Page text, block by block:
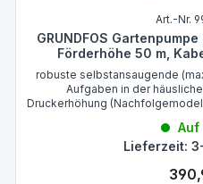
Art.-Nr.
GRUNDFOS
Förderhöhe 50 m,
robuste selbstansaugende
Aufgaben in der
Druckerhöhung
Auf
Lieferzeit: